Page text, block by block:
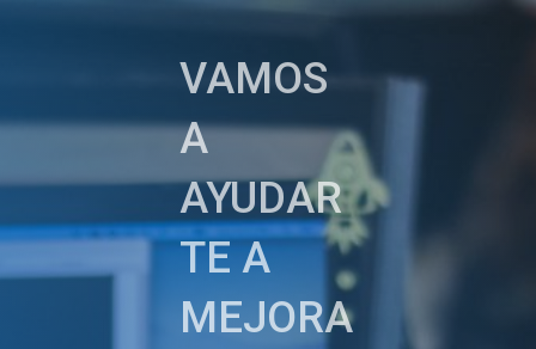
VAMOS
A
AYUDAR
TE A
MEJORA